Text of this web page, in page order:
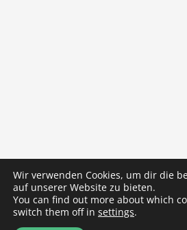
Wir verwenden Cookies, um dir die
auf unserer Website zu bieten.
You can find out more about which
switch them off in settings.